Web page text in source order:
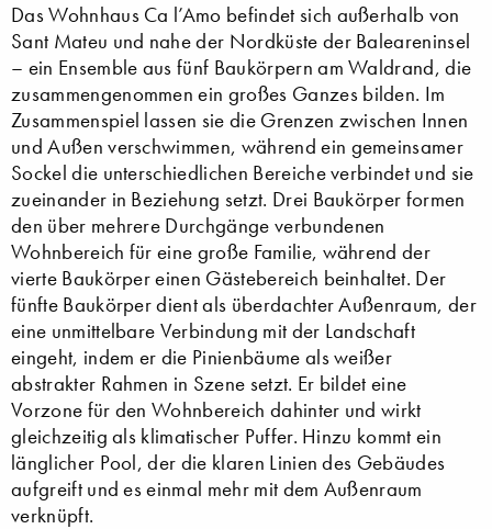
Das Wohnhaus Ca l’Amo befindet sich außerhalb von
Sant Mateu und nahe der Nordküste der Baleareninsel
– ein Ensemble aus fünf Baukörpern am Waldrand, die
zusammengenommen ein großes Ganzes bilden. Im
Zusammenspiel lassen sie die Grenzen zwischen Innen
und Außen verschwimmen, während ein gemeinsamer
Sockel die unterschiedlichen Bereiche verbindet und sie
zueinander in Beziehung setzt. Drei Baukörper formen
den über mehrere Durchgänge verbundenen
Wohnbereich für eine große Familie, während der
vierte Baukörper einen Gästebereich beinhaltet. Der
fünfte Baukörper dient als überdachter Außenraum, der
eine unmittelbare Verbindung mit der Landschaft
eingeht, indem er die Pinienbäume als weißer
abstrakter Rahmen in Szene setzt. Er bildet eine
Vorzone für den Wohnbereich dahinter und wirkt
gleichzeitig als klimatischer Puffer. Hinzu kommt ein
länglicher Pool, der die klaren Linien des Gebäudes
aufgreift und es einmal mehr mit dem Außenraum
verknüpft.